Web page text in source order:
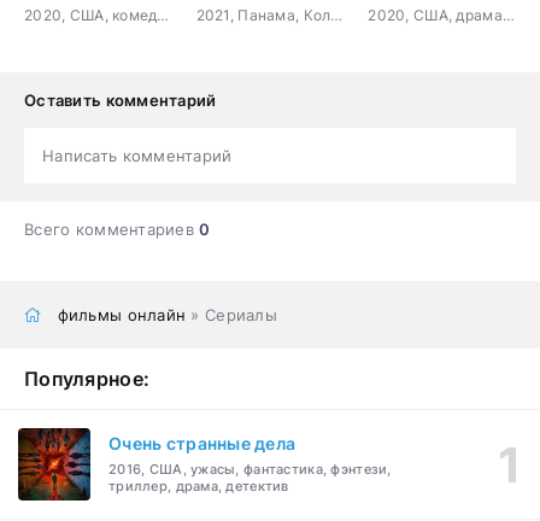
2020, США, комедия
2021, Панама, Колумбия, комедия
2020, США, драма, комедия
Оставить комментарий
Написать комментарий
Всего комментариев0
фильмы онлайн » Сериалы
Популярное:
Очень странные дела
2016, США, ужасы, фантастика, фэнтези,
триллер, драма, детектив